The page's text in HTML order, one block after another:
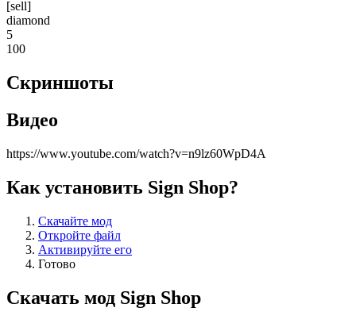
[sell]
diamond
5
100
Скриншоты
Видео
https://www.youtube.com/watch?v=n9lz60WpD4A
Как установить Sign Shop?
Скачайте мод
Откройте файл
Активируйте его
Готово
Скачать мод Sign Shop